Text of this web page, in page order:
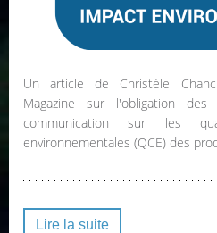
Un article de Christèle
Magazine sur l'obligation
communication sur les
environnementales (QCE) des
Lire la suite